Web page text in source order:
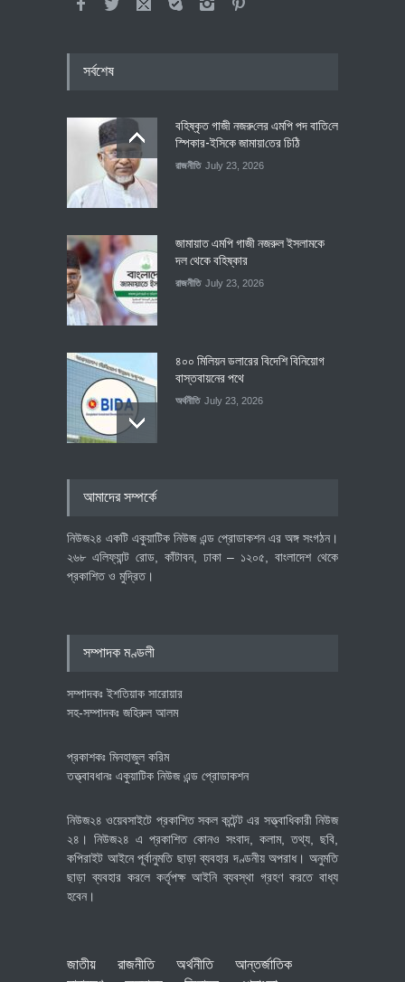
সর্বশেষ
বহিষ্কৃত গাজী নজরু‌লের এম‌পি পদ বা‌তি‌লে
স্পিকার-ইসিকে জামায়া‌তের চি‌ঠি
রাজনীতি July 23, 2026
জামায়াত এমপি গাজী নজরুল ইসলামকে
দল থেকে বহিষ্কার
রাজনীতি July 23, 2026
৪০০ মিলিয়ন ডলারের বিদেশি বিনিয়োগ
বাস্তবায়নের পথে
অর্থনীতি July 23, 2026
আমাদের সম্পর্কে
নিউজ২৪ একটি একুয়াটিক নিউজ এন্ড প্রোডাকশন এর অঙ্গ সংগঠন।
২৬৮ এলিফ্যান্ট রোড, কাঁটাবন, ঢাকা – ১২০৫, বাংলাদেশ থেকে
প্রকাশিত ও মুদ্রিত।
সম্পাদক মণ্ডলী
সম্পাদকঃ ইশতিয়াক সারোয়ার
সহ-সম্পাদকঃ জহিরুল আলম
প্রকাশকঃ মিনহাজুল করিম
তত্ত্বাবধানঃ একুয়াটিক নিউজ এন্ড প্রোডাকশন
নিউজ২৪ ওয়েবসাইটে প্রকাশিত সকল কন্টেন্ট এর সত্ত্বাধিকারী নিউজ
২৪। নিউজ২৪ এ প্রকাশিত কোনও সংবাদ, কলাম, তথ্য, ছবি,
কপিরাইট আইনে পূর্বানুমতি ছাড়া ব্যবহার দণ্ডনীয় অপরাধ। অনুমতি
ছাড়া ব্যবহার করলে কর্তৃপক্ষ আইনি ব্যবস্থা গ্রহণ করতে বাধ্য
হবেন।
জাতীয় রাজনীতি অর্থনীতি
আন্তর্জাতিক